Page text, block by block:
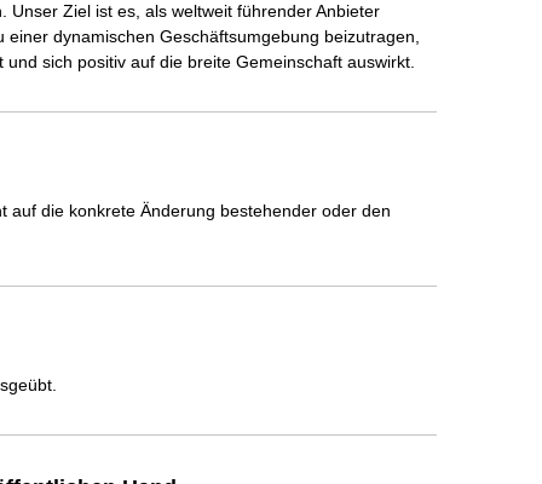
Ziel ist es, als weltweit führender Anbieter
dynamischen Geschäftsumgebung beizutragen,
sich positiv auf die breite Gemeinschaft auswirkt.
auf die konkrete Änderung bestehender oder den